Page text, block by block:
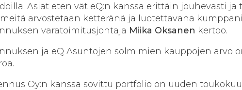
Asiat etenivät eQ:n kanssa erittäin jouhevasti ja
arvostetaan ketteränä ja luotettavana
varatoimitusjohtaja Miika Oksanen kertoo.
ja eQ Asuntojen solmimien kauppojen arvo
Oy:n kanssa sovittu portfolio on uuden